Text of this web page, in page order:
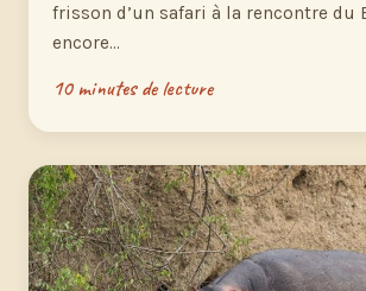
frisson d’un safari à la rencontre du
encore…
10 minutes de lecture